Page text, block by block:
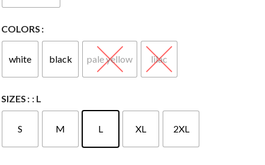
COLORS
white black pale yellow lilac
SIZES : L
S M L XL 2XL